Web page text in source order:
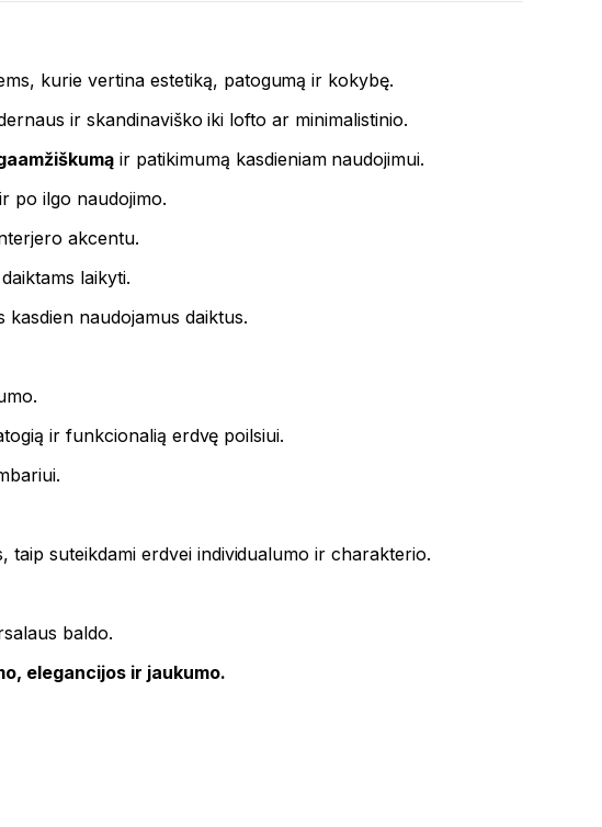
kurie vertina estetiką, patogumą ir kokybę.
ir skandinaviško iki lofto ar minimalistinio.
ir patikimumą kasdieniam naudojimui.
po ilgo naudojimo.
akcentu.
laikyti.
naudojamus daiktus.
ir funkcionalią erdvę poilsiui.
suteikdami erdvei individualumo ir charakterio.
baldo.
elegancijos ir jaukumo.